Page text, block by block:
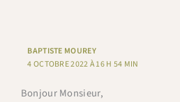
BAPTISTE MOUREY
4 OCTOBRE 2022 À 16 H 54 MIN
Bonjour Monsieur,